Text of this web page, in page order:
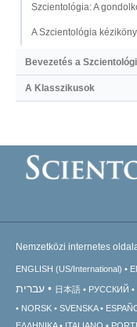
Szcientológia: A
A Szcientológia
Bevezetés a
A Klasszikusok
Nemzetközi internetes
ENGLISH (US/International)
עברית 日本語 РУССКИЙ
NORSK
SVENSKA